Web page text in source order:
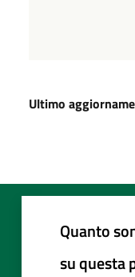
Ultimo
Quanto
su questa